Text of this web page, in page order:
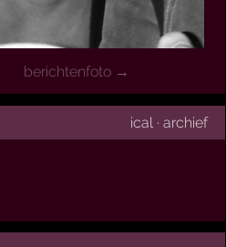
berichtenfoto →
ical · archief